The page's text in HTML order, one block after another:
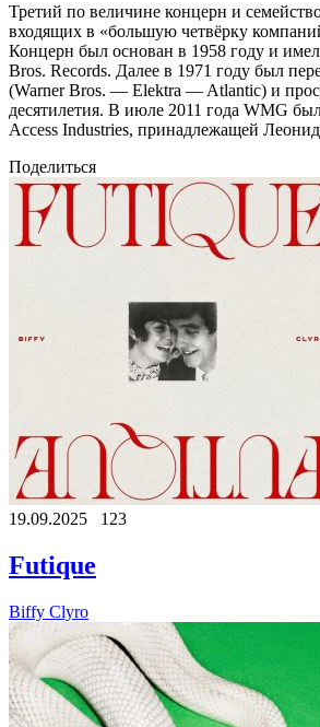
Третий по величине концерн и
входящих в «большую четвёрку
Концерн был основан в 1958 году и
Bros. Records. Далее в 1971 году был
(Warner Bros. — Elektra — Atlantic) и
десятилетия. В июле 2011 года WMG
Access Industries, принадлежащей
Поделиться
19.09.2025
123
Futique
Biffy Clyro